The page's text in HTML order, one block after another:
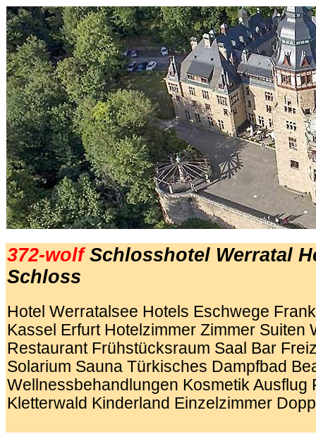
372-wolfSchlosshotel Werratal
Schloss
Hotel Werratalsee Hotels Eschwege
Kassel Erfurt Hotelzimmer Zimmer Suiten
Restaurant Frühstücksraum Saal Bar
Solarium Sauna Türkisches Dampfbad
Wellnessbehandlungen Kosmetik Ausflug
Kletterwald Kinderland Einzelzimmer